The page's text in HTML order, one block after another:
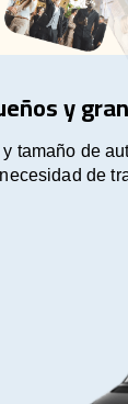
y
tamaño de
de